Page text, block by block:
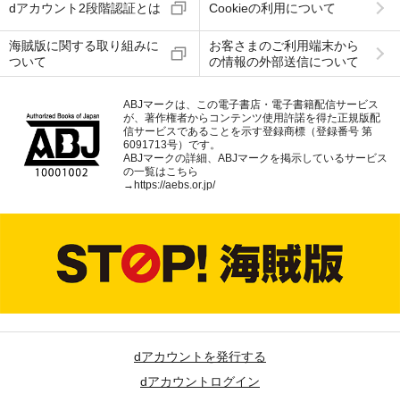
dアカウント2段階認証とは Cookieの利用について
海賊版に関する取り組みに
ついて
お客さまのご利用端末から
の情報の外部送信について
ABJマークは、この電子書店・電子書籍配信サービス
が、著作権者からコンテンツ使用許諾を得た正規版配
信サービスであることを示す登録商標（登録番号 第
6091713号）です。
ABJマークの詳細、ABJマークを掲示しているサービス
の一覧はこちら
→ https://aebs.or.jp/
dアカウントを発行する
dアカウントログイン